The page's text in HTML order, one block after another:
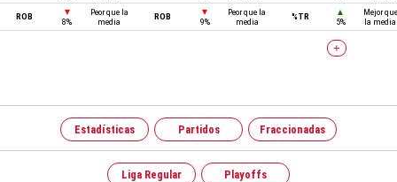
ROB
▼
8%
Peor que la
media
ROB
▼
9%
Peor que la
media
%TR
▲
5%
Mejor que
la media
+
Estadísticas Partidos Fraccionadas
Liga Regular Playoffs